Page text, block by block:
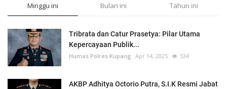
Minggu ini Bulan ini Tahun ini
Tribrata dan Catur Prasetya: Pilar Utama
Kepercayaan Publik...
Humas Polres Kupang Apr 14, 2025 534
AKBP Adhitya Octorio Putra, S.I.K Resmi Jabat